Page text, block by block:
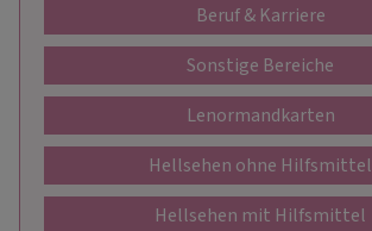
Beruf & Karriere
Sonstige Bereiche
Lenormandkarten
Hellsehen ohne Hilfsmittel
Hellsehen mit Hilfsmittel